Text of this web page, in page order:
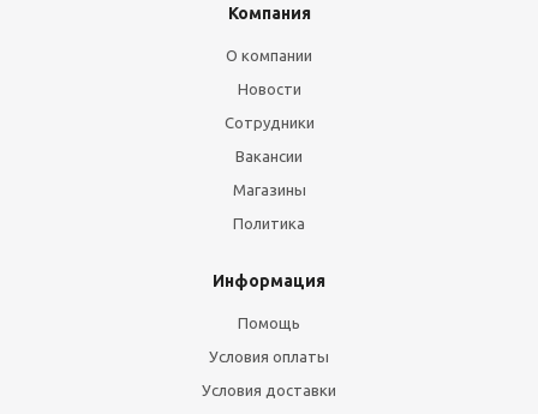
Компания
О компании
Новости
Сотрудники
Вакансии
Магазины
Политика
Информация
Помощь
Условия оплаты
Условия доставки